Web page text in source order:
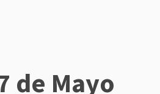
de Mayo